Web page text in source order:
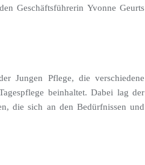
Geschäftsführerin Yvonne Geurts
Jungen Pflege, die verschiedene
beinhaltet. Dabei lag der
die sich an den Bedürfnissen und